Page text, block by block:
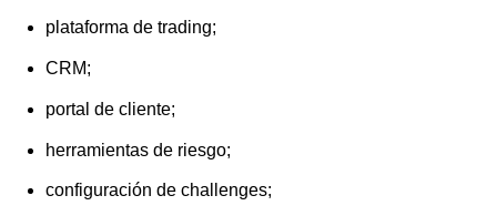
plataforma de trading;
CRM;
portal de cliente;
herramientas de riesgo;
configuración de challenges;